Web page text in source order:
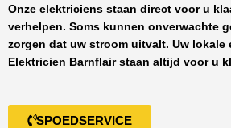
Onze elektriciens staan direct voor u
verhelpen. Soms kunnen onverwachte
zorgen dat uw stroom uitvalt. Uw lokale
Elektricien Barnflairstaan altijd voor u
SPOEDSERVICE